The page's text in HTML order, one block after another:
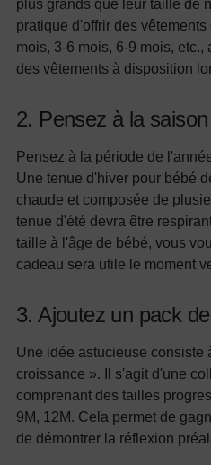
plus grands que leur taille de
pratique d'offrir des
mois, 3-6 mois, 6-9 mois,
des vêtements à disposition
2. Pensez à la saison
Pensez à la période de
Une tenue d'hiver pour bébé
chaude et composée de
tenue d'été devra être
taille à l'âge de bébé, vous
cadeau sera utile le moment
3. Ajoutez un pack
Une idée astucieuse consiste
croissance ». Il s'agit d'une
comprenant des tailles
9M, 12M. Cela permet de
de démontrer la réflexion